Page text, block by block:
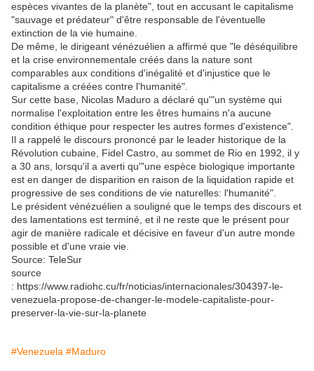
espèces vivantes de la planète", tout en accusant le capitalisme
"sauvage et prédateur" d'être responsable de l'éventuelle
extinction de la vie humaine.
De même, le dirigeant vénézuélien a affirmé que "le déséquilibre
et la crise environnementale créés dans la nature sont
comparables aux conditions d'inégalité et d'injustice que le
capitalisme a créées contre l'humanité".
Sur cette base, Nicolas Maduro a déclaré qu'"un système qui
normalise l'exploitation entre les êtres humains n'a aucune
condition éthique pour respecter les autres formes d'existence".
Il a rappelé le discours prononcé par le leader historique de la
Révolution cubaine, Fidel Castro, au sommet de Rio en 1992, il y
a 30 ans, lorsqu'il a averti qu'"une espèce biologique importante
est en danger de disparition en raison de la liquidation rapide et
progressive de ses conditions de vie naturelles: l'humanité".
Le président vénézuélien a souligné que le temps des discours et
des lamentations est terminé, et il ne reste que le présent pour
agir de manière radicale et décisive en faveur d'un autre monde
possible et d'une vraie vie.
Source: TeleSur
source
: https://www.radiohc.cu/fr/noticias/internacionales/304397-le-
venezuela-propose-de-changer-le-modele-capitaliste-pour-
preserver-la-vie-sur-la-planete
#Venezuela #Maduro